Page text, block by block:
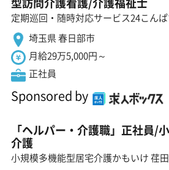
定期巡回・随時対応サービス24こん
埼玉県 春日部市
月給29万5,000円～
正社員
Sponsored by
「ヘルパー・介護職」正社員/
介護
小規模多機能型居宅介護かもいけ 荏